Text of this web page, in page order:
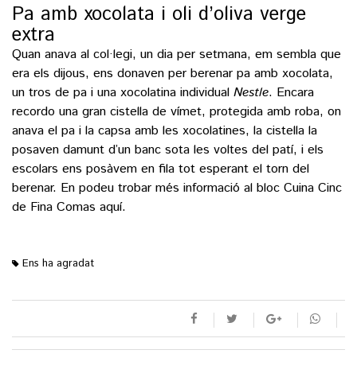
BLOGOSFERA
Pa amb xocolata i oli d’oliva verge
extra
Quan anava al col·legi, un dia per setmana, em sembla que
era els dijous, ens donaven per berenar pa amb xocolata,
un tros de pa i una xocolatina individual Nestle. Encara
recordo una gran cistella de vímet, protegida amb roba, on
anava el pa i la capsa amb les xocolatines, la cistella la
posaven damunt d’un banc sota les voltes del patí, i els
escolars ens posàvem en fila tot esperant el torn del
berenar. En podeu trobar més informació al bloc Cuina Cinc
de Fina Comas aquí.
Ens ha agradat
M'agrada